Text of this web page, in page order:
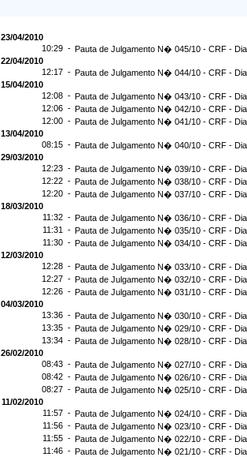
23/04/2010
10:29 - Pauta de Julgamento N� 045/10 - CRF -
22/04/2010
12:17 - Pauta de Julgamento N� 044/10 - CRF -
15/04/2010
12:08 - Pauta de Julgamento N� 043/10 - CRF -
12:06 - Pauta de Julgamento N� 042/10 - CRF -
12:00 - Pauta de Julgamento N� 041/10 - CRF -
13/04/2010
08:15 - Pauta de Julgamento N� 040/10 - CRF -
29/03/2010
12:23 - Pauta de Julgamento N� 039/10 - CRF -
12:22 - Pauta de Julgamento N� 038/10 - CRF -
12:20 - Pauta de Julgamento N� 037/10 - CRF -
18/03/2010
11:32 - Pauta de Julgamento N� 036/10 - CRF -
11:31 - Pauta de Julgamento N� 035/10 - CRF -
11:30 - Pauta de Julgamento N� 034/10 - CRF -
12/03/2010
12:28 - Pauta de Julgamento N� 033/10 - CRF -
12:27 - Pauta de Julgamento N� 032/10 - CRF -
12:26 - Pauta de Julgamento N� 031/10 - CRF -
04/03/2010
13:36 - Pauta de Julgamento N� 030/10 - CRF -
13:35 - Pauta de Julgamento N� 029/10 - CRF -
13:34 - Pauta de Julgamento N� 028/10 - CRF -
26/02/2010
08:43 - Pauta de Julgamento N� 027/10 - CRF -
08:42 - Pauta de Julgamento N� 026/10 - CRF -
08:27 - Pauta de Julgamento N� 025/10 - CRF -
11/02/2010
11:57 - Pauta de Julgamento N� 024/10 - CRF -
11:56 - Pauta de Julgamento N� 023/10 - CRF -
11:55 - Pauta de Julgamento N� 022/10 - CRF -
11:46 - Pauta de Julgamento N� 021/10 - CRF -